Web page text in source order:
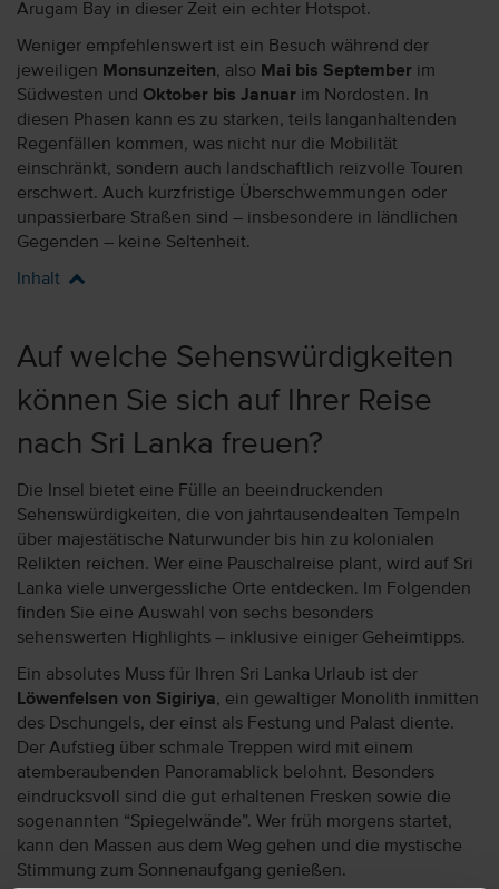
Arugam Bay in dieser Zeit ein echter Hotspot.
Weniger empfehlenswert ist ein Besuch während der
jeweiligen Monsunzeiten, also Mai bis September im
Südwesten und Oktober bis Januar im Nordosten. In
diesen Phasen kann es zu starken, teils langanhaltenden
Regenfällen kommen, was nicht nur die Mobilität
einschränkt, sondern auch landschaftlich reizvolle Touren
erschwert. Auch kurzfristige Überschwemmungen oder
unpassierbare Straßen sind – insbesondere in ländlichen
Gegenden – keine Seltenheit.
Inhalt
Auf welche Sehenswürdigkeiten
können Sie sich auf Ihrer Reise
nach Sri Lanka freuen?
Die Insel bietet eine Fülle an beeindruckenden
Sehenswürdigkeiten, die von jahrtausendealten Tempeln
über majestätische Naturwunder bis hin zu kolonialen
Relikten reichen. Wer eine Pauschalreise plant, wird auf Sri
Lanka viele unvergessliche Orte entdecken. Im Folgenden
finden Sie eine Auswahl von sechs besonders
sehenswerten Highlights – inklusive einiger Geheimtipps.
Ein absolutes Muss für Ihren Sri Lanka Urlaub ist der
Löwenfelsen von Sigiriya, ein gewaltiger Monolith inmitten
des Dschungels, der einst als Festung und Palast diente.
Der Aufstieg über schmale Treppen wird mit einem
atemberaubenden Panoramablick belohnt. Besonders
eindrucksvoll sind die gut erhaltenen Fresken sowie die
sogenannten “Spiegelwände”. Wer früh morgens startet,
kann den Massen aus dem Weg gehen und die mystische
Stimmung zum Sonnenaufgang genießen.